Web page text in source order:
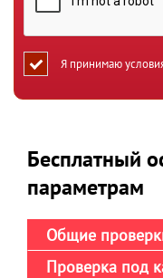
Я принимаю
Бесплатный
параметрам
Общие
Проверка под